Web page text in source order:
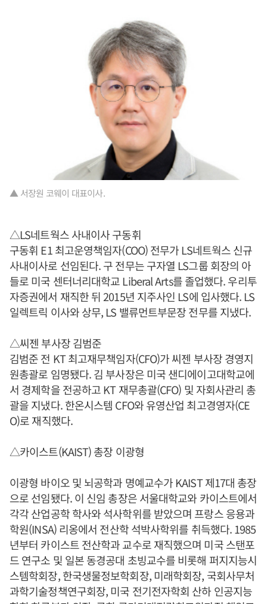
▲ 서장원 코웨이 대표이사.
△LS네트웍스 사내이사 구동휘
구동휘 E1 최고운영책임자(COO) 전무가 LS네트웍스 신규
사내이사로 선임된다. 구 전무는 구자열 LS그룹 회장의 아
들로 미국 센터너리대학교 Liberal Arts를 졸업했다. 우리투
자증권에서 재직한 뒤 2015년 지주사인 LS에 입사했다. LS
일렉트릭 이사와 상무, LS 밸류먼트부문장 전무를 지냈다.
△씨젠 부사장 김범준
김범준 전 KT 최고재무책임자(CFO)가 씨젠 부사장 경영지
원총괄로 임명됐다. 김 부사장은 미국 샌디에이고대학교에
서 경제학을 전공하고 KT 재무총괄(CFO) 및 자회사관리 총
괄을 지냈다. 한온시스템 CFO와 유영산업 최고경영자(CE
O)로 재직했다.
△카이스트(KAIST) 총장 이광형
이광형 바이오 및 뇌공학과 명예교수가 KAIST 제17대 총장
으로 선임됐다. 이 신임 총장은 서울대학교와 카이스트에서
각각 산업공학 학사와 석사학위를 받았으며 프랑스 응용과
학원(INSA) 리옹에서 전산학 석박사학위를 취득했다. 1985
년부터 카이스트 전산학과 교수로 재직했으며 미국 스탠포
드 연구소 및 일본 동경공대 초빙교수를 비롯해 퍼지지능시
스템학회장, 한국생물정보학회장, 미래학회장, 국회사무처
과학기술정책연구회장, 미국 전기전자학회 산하 인공지능